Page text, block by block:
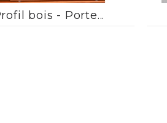
bois - Porte...